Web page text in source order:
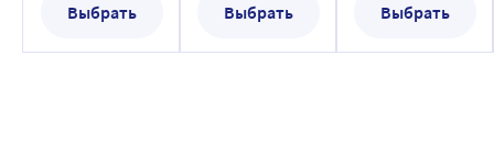
Выбрать
спиртовой
Выбрать
спиртовой 25 мл
Выбрать